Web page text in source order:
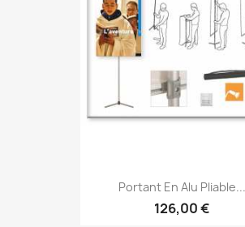
Portant En Alu Pliable...
126,00 €